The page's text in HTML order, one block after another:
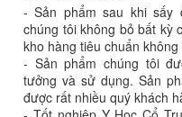
- Sản phẩm sau khi sấy
chúng tôi không bỏ bất kỳ
kho hàng tiêu chuẩn không
- Sản phẩm chúng tôi
tưởng và sử dụng. Sản
được rất nhiều quý khách